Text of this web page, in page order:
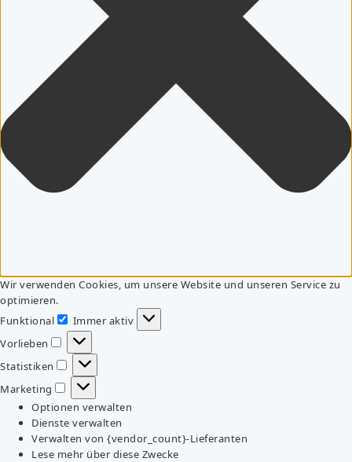
Wir verwenden Cookies, um unsere Website und unseren Service zu
optimieren.
Funktional
Funktional
Immer aktiv
Vorlieben
Vorlieben
Statistiken
Statistiken
Marketing
Marketing
Optionen verwalten
Dienste verwalten
Verwalten von {vendor_count}-Lieferanten
Lese mehr über diese Zwecke